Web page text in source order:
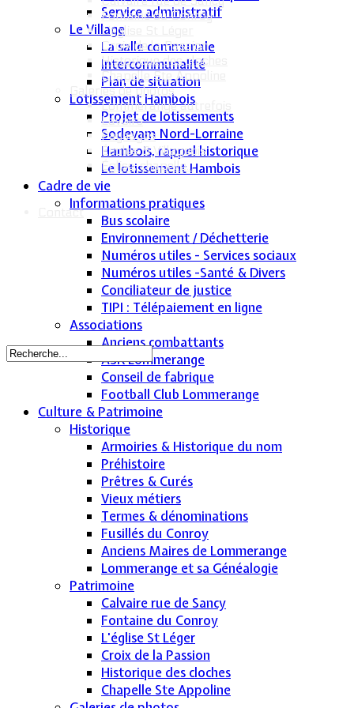
Fontaine du Conroy
L'église St Léger
Croix de la Passion
Historique des cloches
Chapelle Ste Appoline
Galeries de photos
Lommerange autrefois
Lavoirs
Paysages
Écoles & Villageois
Église, chapelle...
Contact
Service administratif
Le Village
La salle communale
Intercommunalité
Plan de situation
Lotissement Hambois
Projet de lotissements
Sodevam Nord-Lorraine
Hambois, rappel historique
Le lotissement Hambois
Cadre de vie
Informations pratiques
Bus scolaire
Environnement / Déchetterie
Numéros utiles - Services sociaux
Numéros utiles -Santé & Divers
Conciliateur de justice
TIPI : Télépaiement en ligne
Associations
Anciens combattants
ASK Lommerange
Conseil de fabrique
Football Club Lommerange
Culture & Patrimoine
Historique
Armoiries & Historique du nom
Préhistoire
Prêtres & Curés
Vieux métiers
Termes & dénominations
Fusillés du Conroy
Anciens Maires de Lommerange
Lommerange et sa Généalogie
Patrimoine
Calvaire rue de Sancy
Fontaine du Conroy
L'église St Léger
Croix de la Passion
Historique des cloches
Chapelle Ste Appoline